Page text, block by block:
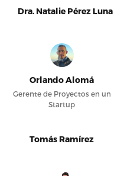
Dra. Natalie Pérez Luna
Orlando Alomá
Gerente de Proyectos en un
Startup
Tomás Ramírez